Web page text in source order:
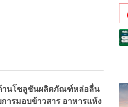
ด้านโซลูชันผลิตภัณฑ์หล่อลื่น
ารมอบข้าวสาร อาหารแห้ง